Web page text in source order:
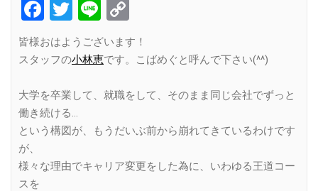
Facebook
Twitter
Line
Link
皆様おはようございます！
スタッフの小林恵です。こばめぐと呼んで下さい(^^)
大学を卒業して、就職をして、そのまま同じ会社でずっと
働き続ける…
という構図が、もうだいぶ前から崩れてきているわけです
が、
様々な理由でキャリア変更をした為に、いわゆる王道コー
スを